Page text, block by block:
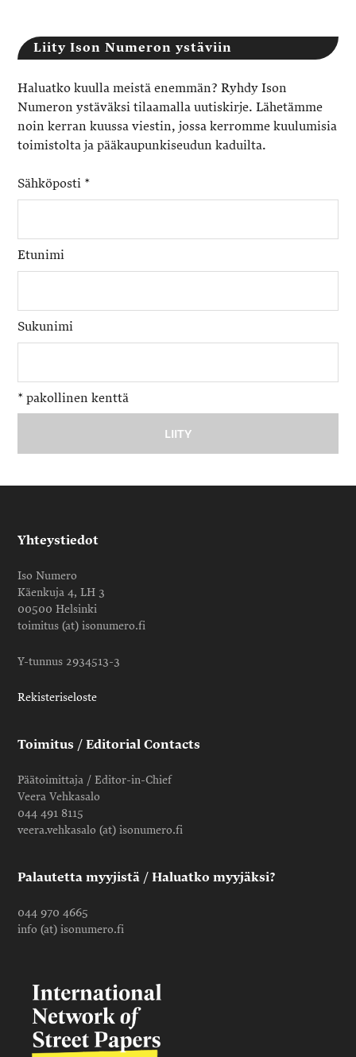
Liity Ison Numeron ystäviin
Haluatko kuulla meistä enemmän? Ryhdy Ison
Numeron ystäväksi tilaamalla uutiskirje. Lähetämme
noin kerran kuussa viestin, jossa kerromme kuulumisia
toimistolta ja pääkaupunkiseudun kaduilta.
Sähköposti *
Etunimi
Sukunimi
* pakollinen kenttä
Yhteystiedot
Iso Numero
Käenkuja 4, LH 3
00500 Helsinki
toimitus (at) isonumero.fi
Y-tunnus 2934513-3
Rekisteriseloste
Toimitus / Editorial Contacts
Päätoimittaja / Editor-in-Chief
Veera Vehkasalo
044 491 8115
veera.vehkasalo (at) isonumero.fi
Palautetta myyjistä / Haluatko myyjäksi?
044 970 4665
info (at) isonumero.fi